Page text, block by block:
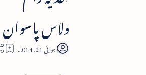
ولاس پاسوان
1